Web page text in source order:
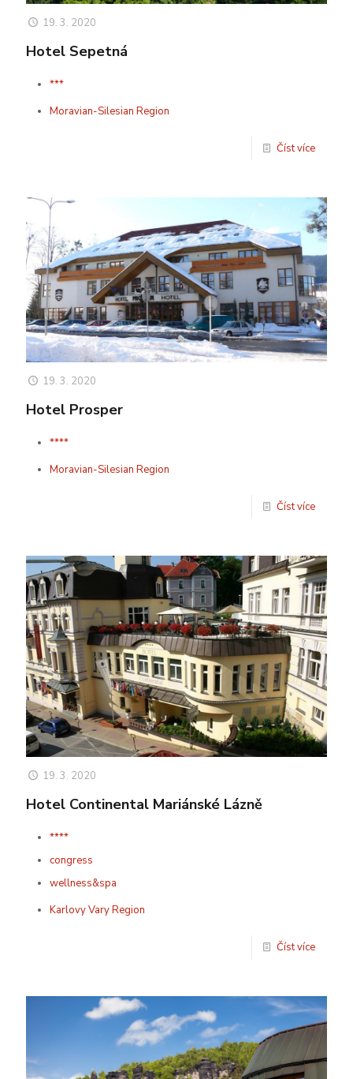
19. 3. 2020
Hotel Sepetná
***
Moravian-Silesian Region
Číst více
19. 3. 2020
Hotel Prosper
****
Moravian-Silesian Region
Číst více
19. 3. 2020
Hotel Continental Mariánské Lázně
****
congress
wellness&spa
Karlovy Vary Region
Číst více